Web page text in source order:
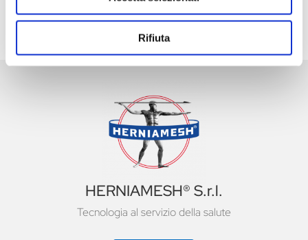
Rifiuta
HERNIAMESH® S.r.l.
Tecnologia al servizio della salute